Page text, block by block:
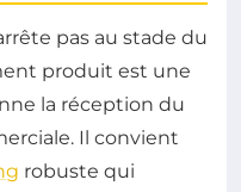
pas au stade du
produit est une
la réception du
Il convient
robuste qui